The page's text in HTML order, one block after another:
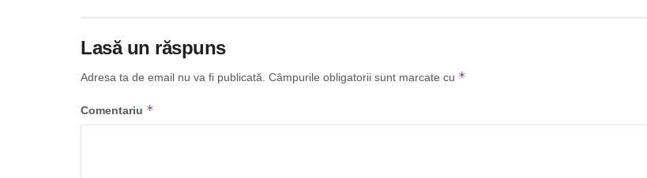
Lasă un răspuns
Adresa ta de email nu va fi publicată. Câmpurile obligatorii sunt marcate cu *
Comentariu *